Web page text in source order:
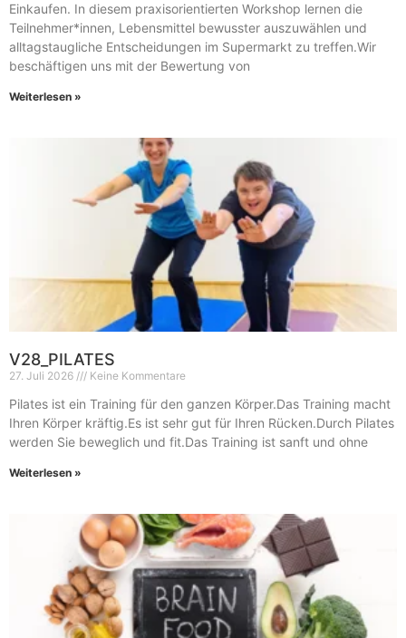
Einkaufen. In diesem praxisorientierten Workshop lernen die
Teilnehmer*innen, Lebensmittel bewusster auszuwählen und
alltagstaugliche Entscheidungen im Supermarkt zu treffen.Wir
beschäftigen uns mit der Bewertung von
Weiterlesen »
V28_PILATES
27. Juli 2026 Keine Kommentare
Pilates ist ein Training für den ganzen Körper.Das Training macht
Ihren Körper kräftig.Es ist sehr gut für Ihren Rücken.Durch Pilates
werden Sie beweglich und fit.Das Training ist sanft und ohne
Weiterlesen »